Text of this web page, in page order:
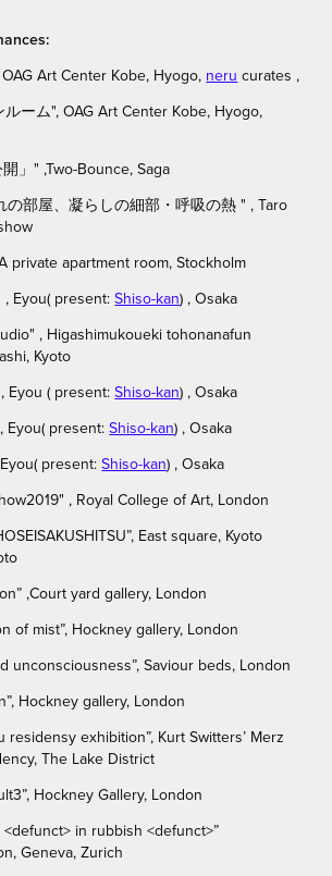
Art Center Kobe, Hyogo, neru curates ,
ーム", OAG Art Center Kobe, Hyogo,
」" ,Two-Bounce, Saga
の部屋、凝らしの細部・呼吸の熱 " ,Taro
private apartment room,Stockholm
, Eyou( present:Shiso-kan) , Osaka
, Higashimukoueki tohonanafun
Kyoto
Eyou ( present:Shiso-kan) , Osaka
Eyou( present:Shiso-kan) , Osaka
Eyou( present:Shiso-kan) , Osaka
, Royal College of Art, London
East square, Kyoto
,Court yard gallery, London
of mist”, Hockney gallery, London
unconsciousness”, Saviour beds, London
Hockney gallery, London
residensy exhibition”, Kurt Switters’ Merz
The Lake District
Hockney Gallery, London
<defunct> in rubbish <defunct>”
Geneva, Zurich